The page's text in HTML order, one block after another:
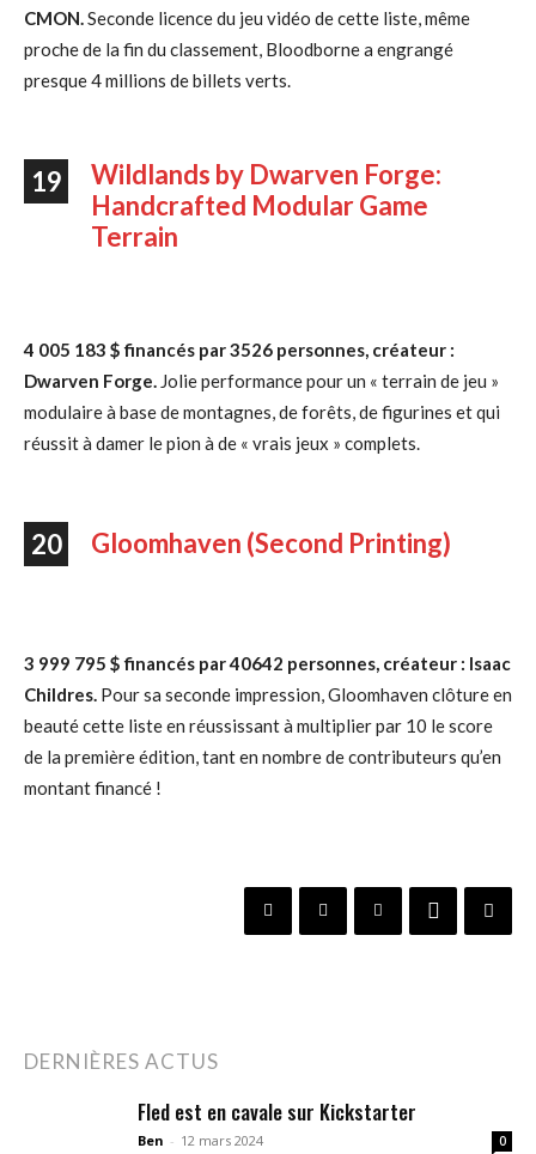
CMON. Seconde licence du jeu vidéo de cette liste, même
proche de la fin du classement, Bloodborne a engrangé
presque 4 millions de billets verts.
19
Wildlands by Dwarven Forge:
Handcrafted Modular Game
Terrain
4 005 183 $ financés par 3526 personnes, créateur :
Dwarven Forge. Jolie performance pour un « terrain de jeu »
modulaire à base de montagnes, de forêts, de figurines et qui
réussit à damer le pion à de « vrais jeux » complets.
20 Gloomhaven (Second Printing)
3 999 795 $ financés par 40642 personnes, créateur : Isaac
Childres. Pour sa seconde impression, Gloomhaven clôture en
beauté cette liste en réussissant à multiplier par 10 le score
de la première édition, tant en nombre de contributeurs qu’en
montant financé !
DERNIÈRES ACTUS
Fled est en cavale sur Kickstarter
Ben - 12 mars 2024 0